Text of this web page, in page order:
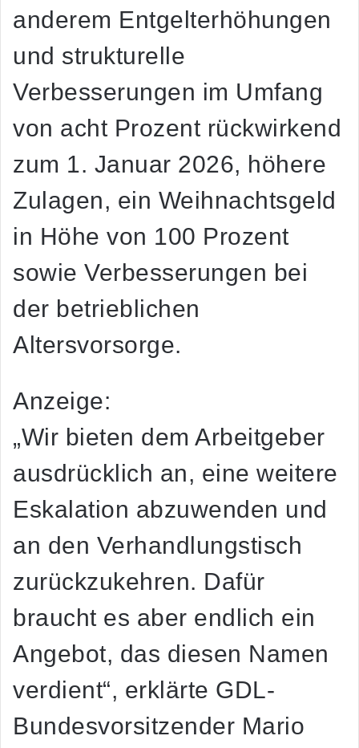
anderem Entgelterhöhungen
und strukturelle
Verbesserungen im Umfang
von acht Prozent rückwirkend
zum 1. Januar 2026, höhere
Zulagen, ein Weihnachtsgeld
in Höhe von 100 Prozent
sowie Verbesserungen bei
der betrieblichen
Altersvorsorge.
Anzeige:
„Wir bieten dem Arbeitgeber
ausdrücklich an, eine weitere
Eskalation abzuwenden und
an den Verhandlungstisch
zurückzukehren. Dafür
braucht es aber endlich ein
Angebot, das diesen Namen
verdient“, erklärte GDL-
Bundesvorsitzender Mario